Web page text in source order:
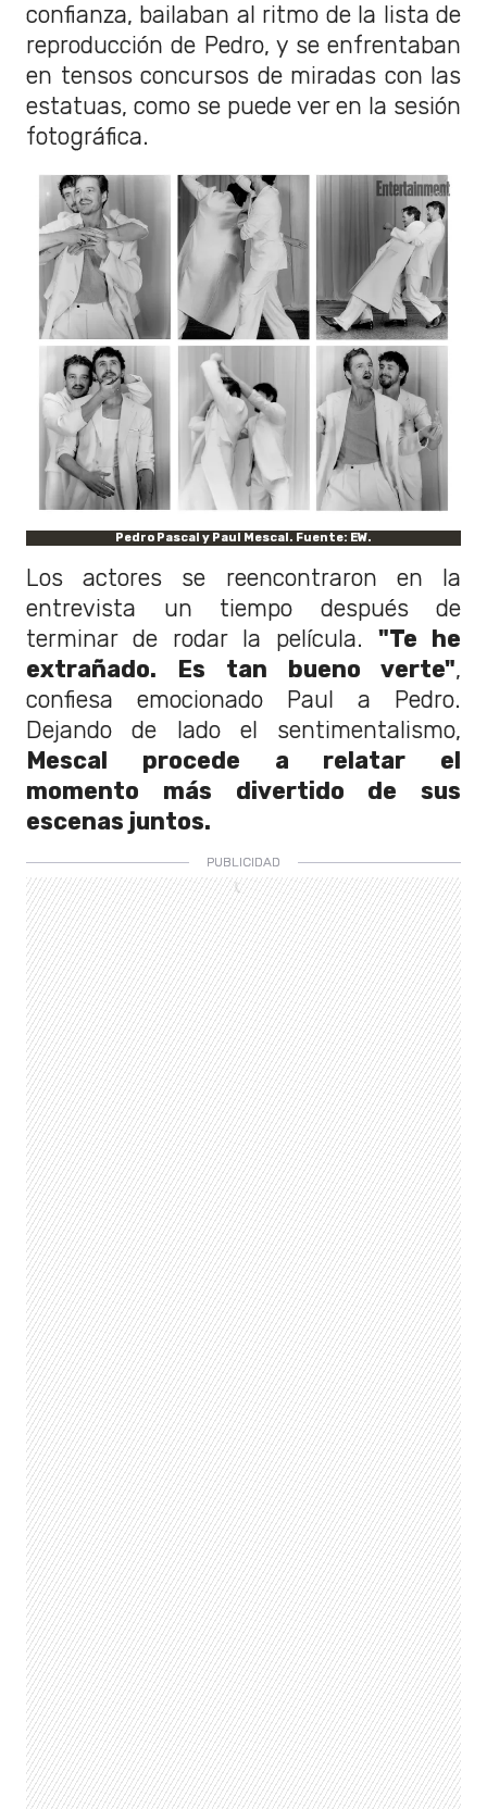
confianza, bailaban al ritmo de la lista de
reproducción de Pedro, y se enfrentaban
en tensos concursos de miradas con las
estatuas, como se puede ver en la sesión
fotográfica.
Pedro Pascal y Paul Mescal. Fuente: EW.
Los actores se reencontraron en la
entrevista un tiempo después de
terminar de rodar la película. "Te he
extrañado. Es tan bueno verte",
confiesa emocionado Paul a Pedro.
Dejando de lado el sentimentalismo,
Mescal procede a relatar el
momento más divertido de sus
escenas juntos.